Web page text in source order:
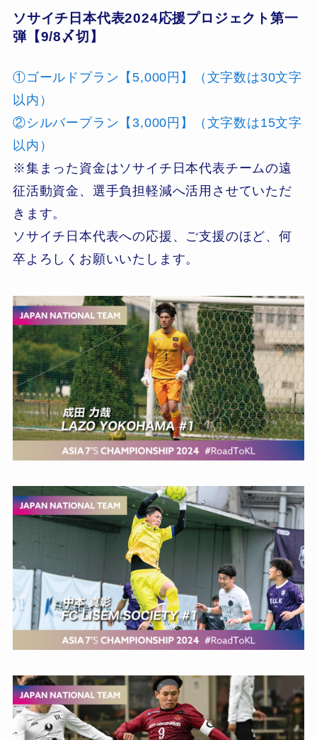
ソサイチ日本代表2024応援プロジェクト第一
弾【9/8〆切】
①ゴールドプラン【5,000円】（文字数は30文字
以内）
②シルバープラン【3,000円】（文字数は15文字
以内）
※集まった資金はソサイチ日本代表チームの遠
征活動資金、選手負担軽減へ活用させていただ
きます。
ソサイチ日本代表への応援、ご支援のほど、何
卒よろしくお願いいたします。